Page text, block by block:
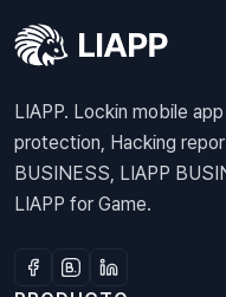
LIAPP. Lockin mobile
protection, Hacking
BUSINESS, LIAPP
LIAPP for Game.